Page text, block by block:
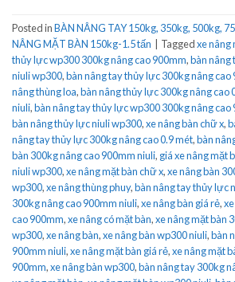
Posted inBÀN NÂNG TAY 150kg, 350kg, 500kg,
NÂNG MẶT BÀN 150kg-1.5 tấn
Taggedxe nâng
thủy lực wp300 300kg nâng cao 900mm,bàn nâng
niuli wp300,bàn nâng tay thủy lực 300kg nâng
nâng thùng loa,bàn nâng thủy lực 300kg nâng cao
niuli,bàn nâng tay thủy lực wp300 300kg nâng cao
bàn nâng thủy lực niuli wp300,xe nâng bàn chữ x,
nâng tay thủy lực 300kg nâng cao 0.9 mét,bàn
bàn 300kg nâng cao 900mm niuli, giá xe nâng mặt
niuli wp300,xe nâng mặt bàn chữ x,xe nâng bàn
wp300,xe nâng thùng phuy,bàn nâng tay thủy lực
300kg nâng cao 900mm niuli,xe nâng bàn giá rẻ,
cao 900mm,xe nâng có mặt bàn,xe nâng mặt bàn
wp300,xe nâng bàn,xe nâng bàn wp300 niuli,bàn
900mm niuli,xe nâng mặt bàn giá rẻ,xe nâng mặt
900mm,xe nâng bàn wp300,bàn nâng tay 300kg